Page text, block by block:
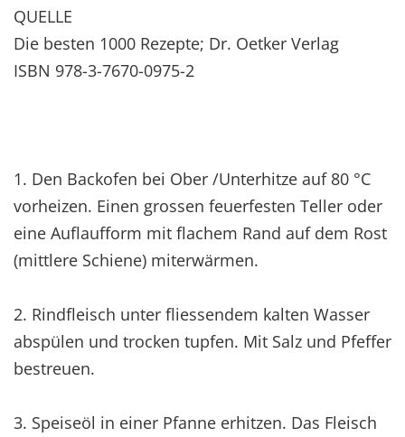
QUELLE
Die besten 1000 Rezepte; Dr. Oetker Verlag
ISBN 978-3-7670-0975-2
1. Den Backofen bei Ober /Unterhitze auf 80 °C
vorheizen. Einen grossen feuerfesten Teller oder
eine Auflaufform mit flachem Rand auf dem Rost
(mittlere Schiene) miterwärmen.
2. Rindfleisch unter fliessendem kalten Wasser
abspülen und trocken tupfen. Mit Salz und Pfeffer
bestreuen.
3. Speiseöl in einer Pfanne erhitzen. Das Fleisch